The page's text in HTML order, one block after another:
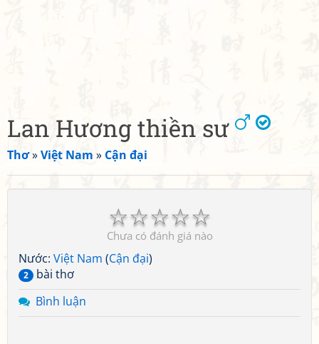
Lan Hương thiền sư
Thơ»Việt Nam » Cận đại
☆
☆
☆
☆
☆
Chưa có đánh giá nào
Nước: Việt Nam (Cận đại)
2
bài thơ
Bình luận